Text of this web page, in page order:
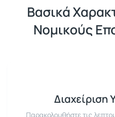
Βασικά
Νομικούς
Παρακολουθήστε τις